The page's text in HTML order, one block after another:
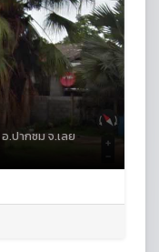
.ปากชม จ.เลย